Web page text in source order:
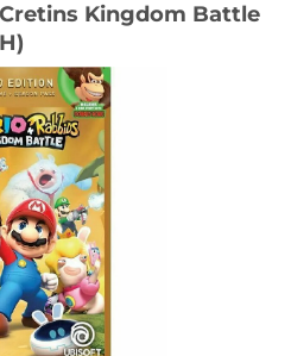
Kingdom Battle